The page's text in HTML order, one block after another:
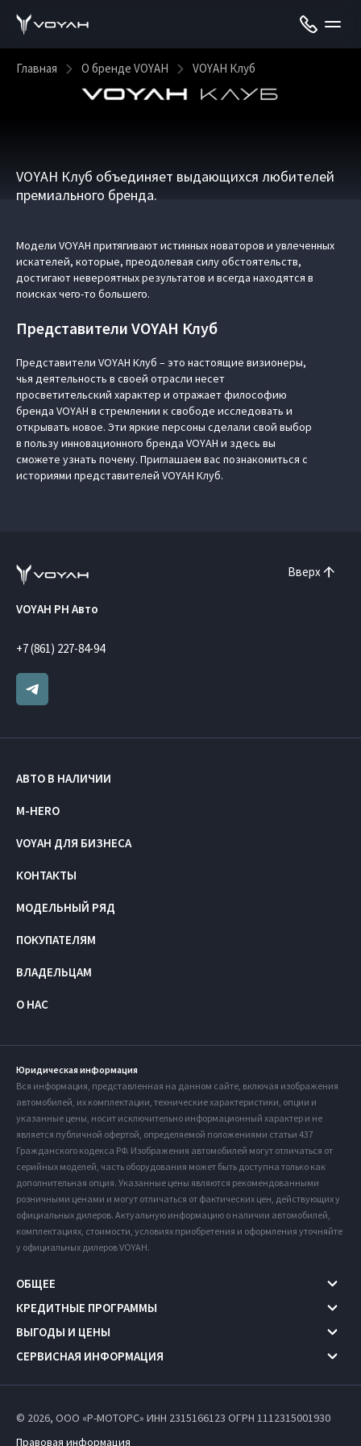
Главная О бренде VOYAH VOYAH Клуб
VOYAH Клуб объединяет выдающихся любителей
премиального бренда.
Модели VOYAH притягивают истинных новаторов и увлеченных
искателей, которые, преодолевая силу обстоятельств,
достигают невероятных результатов и всегда находятся в
поисках чего-то большего.
Представители VOYAH Клуб
Представители VOYAH Клуб – это настоящие визионеры,
чья деятельность в своей отрасли несет
просветительский характер и отражает философию
бренда VOYAH в стремлении к свободе исследовать и
открывать новое. Эти яркие персоны сделали свой выбор
в пользу инновационного бренда VOYAH и здесь вы
сможете узнать почему. Приглашаем вас познакомиться с
историями представителей VOYAH Клуб.
Вверх
VOYAH РН Авто
+7 (861) 227-84-94
АВТО В НАЛИЧИИ
M-HERO
VOYAH ДЛЯ БИЗНЕСА
КОНТАКТЫ
МОДЕЛЬНЫЙ РЯД
ПОКУПАТЕЛЯМ
ВЛАДЕЛЬЦАМ
О НАС
Юридическая информация
Вся информация, представленная на данном сайте, включая изображения
автомобилей, их комплектации, технические характеристики, опции и
указанные цены, носит исключительно информационный характер и не
является публичной офертой, определяемой положениями статьи 437
Гражданского кодекса РФ. Изображения автомобилей могут отличаться от
серийных моделей, часть оборудования может быть доступна только как
дополнительная опция. Указанные цены являются рекомендованными
розничными ценами и могут отличаться от фактических цен, действующих у
официальных дилеров. Актуальную информацию о наличии автомобилей,
комплектациях, стоимости, условиях приобретения и оформления уточняйте
у официальных дилеров VOYAH.
ОБЩЕЕ
КРЕДИТНЫЕ ПРОГРАММЫ
ВЫГОДЫ И ЦЕНЫ
СЕРВИСНАЯ ИНФОРМАЦИЯ
© 2026, ООО «Р-МОТОРС» ИНН 2315166123 ОГРН 1112315001930
Правовая информация